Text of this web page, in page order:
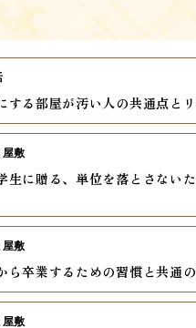
する部屋が汚い人の共通点と
生に贈る、単位を落とさない
屋敷
ら卒業するための習慣と共通
屋敷
屋敷